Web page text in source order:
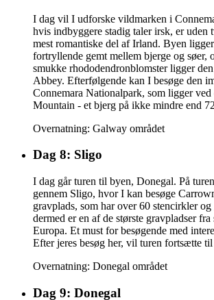
I dag vil I udforske vildmarken i
hvis indbyggere stadig taler irsk, er uden
mest romantiske del af Irland. Byen
fortryllende gemt mellem bjerge og søer,
smukke rhododendronblomster ligger
Abbey. Efterfølgende kan I besøge den
Connemara Nationalpark, som ligger
Mountain - et bjerg på ikke mindre end
Overnatning: Galway området
Dag 8: Sligo
I dag går turen til byen, Donegal. På
gennem Sligo, hvor I kan besøge
gravplads, som har over 60 stencirkler
dermed er en af de største gravpladser fra
Europa. Et must for besøgende med
Efter jeres besøg her, vil turen fortsætte
Overnatning: Donegal området
Dag 9: Donegal